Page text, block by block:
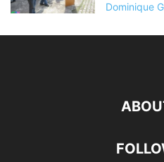
Dominique